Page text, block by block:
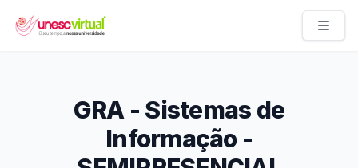
UNESC VIRTUAL
GRA - Sistemas de
Informação -